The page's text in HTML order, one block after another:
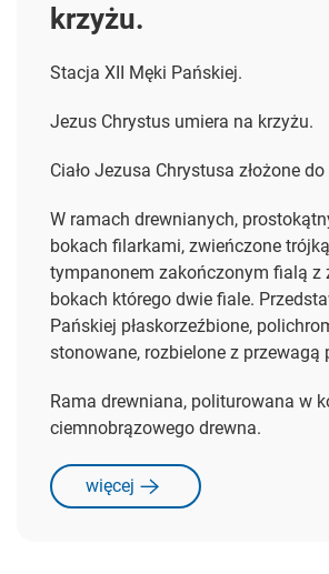
krzyżu.
Stacja XII Męki Pańskiej.
Jezus Chrystus umiera na krzyżu.
Ciało Jezusa Chrystusa złożone
W ramach drewnianych,
bokach filarkami, zwieńczone
tympanonem zakończonym fialą z
bokach którego dwie fiale.
Pańskiej płaskorzeźbione,
stonowane, rozbielone z przewagą
Rama drewniana, politurowana w
ciemnobrązowego drewna.
więcej